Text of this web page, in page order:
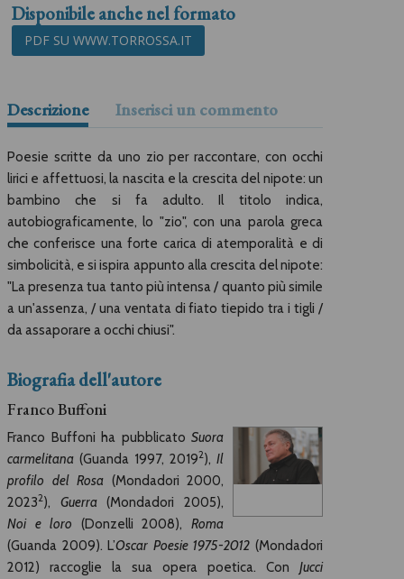
Disponibile anche nel formato
PDF SU WWW.TORROSSA.IT
Descrizione Inserisci un commento
Poesie scritte da uno zio per raccontare, con occhi
lirici e affettuosi, la nascita e la crescita del nipote: un
bambino che si fa adulto. Il titolo indica,
autobiograficamente, lo "zio", con una parola greca
che conferisce una forte carica di atemporalità e di
simbolicità, e si ispira appunto alla crescita del nipote:
"La presenza tua tanto più intensa / quanto più simile
a un'assenza, / una ventata di fiato tiepido tra i tigli /
da assaporare a occhi chiusi".
Biografia dell'autore
Franco Buffoni
Franco Buffoni ha pubblicato Suora
carmelitana (Guanda 1997, 20192), Il
profilo del Rosa (Mondadori 2000,
20232), Guerra(Mondadori 2005),
Noi e loro (Donzelli 2008),Roma
(Guanda 2009). L’Oscar Poesie 1975-2012 (Mondadori
2012) raccoglie la sua opera poetica. Con Jucci